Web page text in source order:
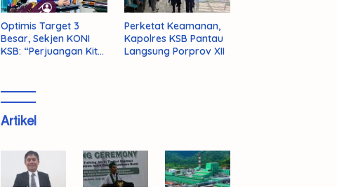
Optimis Target 3
Besar, Sekjen KONI
KSB: “Perjuangan Kita
Perketat Keamanan,
Kapolres KSB Pantau
Langsung Porprov XII
Artikel